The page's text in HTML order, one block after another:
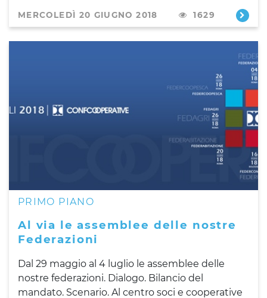
MERCOLEDÌ 20 GIUGNO 2018 1629
PRIMO PIANO
Al via le assemblee delle nostre
Federazioni
Dal 29 maggio al 4 luglio le assemblee delle
nostre federazioni. Dialogo. Bilancio del
mandato. Scenario. Al centro soci e cooperative